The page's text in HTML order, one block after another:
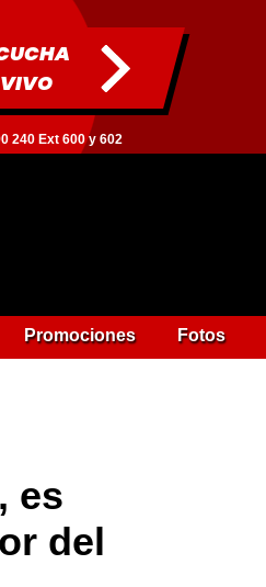
240 Ext 600 y 602
Promociones Fotos
es
del